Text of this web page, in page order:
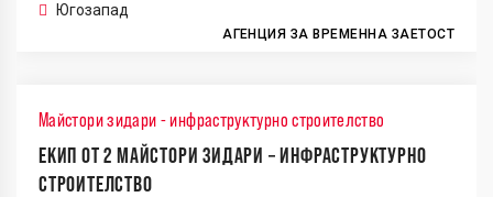
Югозапад
АГЕНЦИЯ ЗА ВРЕМЕННА ЗАЕТОСТ
Майстори зидари - инфраструктурно строителство
ЕКИП ОТ 2 МАЙСТОРИ ЗИДАРИ – ИНФРАСТРУКТУРНО
СТРОИТЕЛСТВО